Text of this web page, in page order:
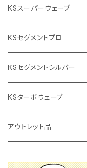
ダイヤモンドホイール
穴あけ用工具
タイルニッパー
プロ用鏝（こて）
吸着盤
その他
高速回転
撹拌羽根
撹拌軸
押し切り（手動切断機
押し切り替え刃（手動切断機
電動工具
電動切断機
タイルパッチ（ビブラート
KSスーパーウェーブ
105mm（4インチ）
125ｍｍ（5インチ）
KSセグメントプロ
105mm（4インチ）
通常品
ビス穴付き
125mm（5インチ）
通常品
150ｍｍ（6インチ）
KSセグメントシルバー
105mm（4インチ）
125mm（5インチ）
KSターボウェーブ
105mm（4インチ）
アウトレット品